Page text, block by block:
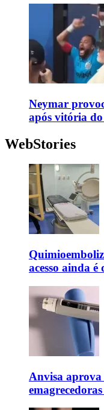
Neymar
após vitória
WebStories
acesso ainda é
Anvisa aprova